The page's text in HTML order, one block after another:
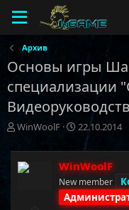
Архив
Основы игры
специализации
А
т
о
р
WinWoolF
Д
т
а
н
а
ч
22.10.2014
WinWoolF
New member